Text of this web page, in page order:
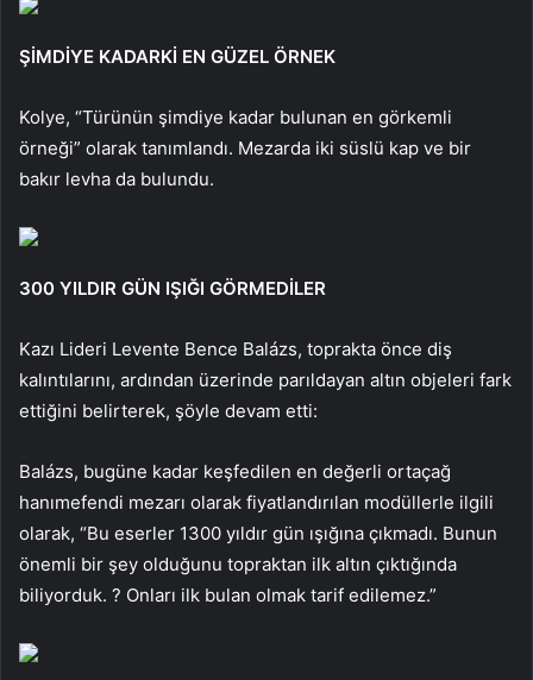
ŞİMDİYE KADARKİ EN GÜZEL ÖRNEK
Kolye, “Türünün şimdiye kadar bulunan en görkemli
örneği” olarak tanımlandı. Mezarda iki süslü kap ve bir
bakır levha da bulundu.
300 YILDIR GÜN IŞIĞI GÖRMEDİLER
Kazı Lideri Levente Bence Balázs, toprakta önce diş
kalıntılarını, ardından üzerinde parıldayan altın objeleri fark
ettiğini belirterek, şöyle devam etti:
Balázs, bugüne kadar keşfedilen en değerli ortaçağ
hanımefendi mezarı olarak fiyatlandırılan modüllerle ilgili
olarak, “Bu eserler 1300 yıldır gün ışığına çıkmadı. Bunun
önemli bir şey olduğunu topraktan ilk altın çıktığında
biliyorduk. ? Onları ilk bulan olmak tarif edilemez.”